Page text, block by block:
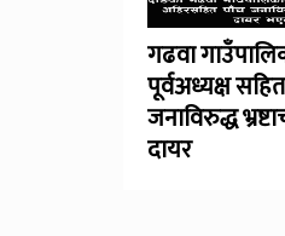
गढवा
पूर्वअध्यक्ष
जनाविरुद्ध
दायर